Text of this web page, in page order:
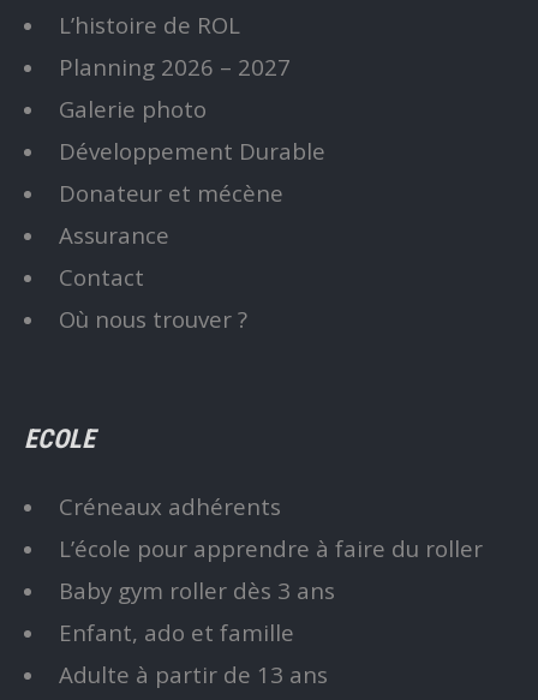
L’histoire de ROL
Planning 2026 – 2027
Galerie photo
Développement Durable
Donateur et mécène
Assurance
Contact
Où nous trouver ?
ECOLE
Créneaux adhérents
L’école pour apprendre à faire du roller
Baby gym roller dès 3 ans
Enfant, ado et famille
Adulte à partir de 13 ans